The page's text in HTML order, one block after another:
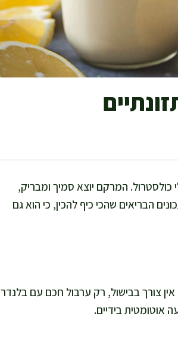
כולסטרול. המרקם יוצא סמיך ומבריק,
הבריאים שהכי כיף להכין, כי הוא גם
וסידור המטבח. אין צורך בבישול, רק ערבול חכם עם בלנדר
אוטומטית בידיים.